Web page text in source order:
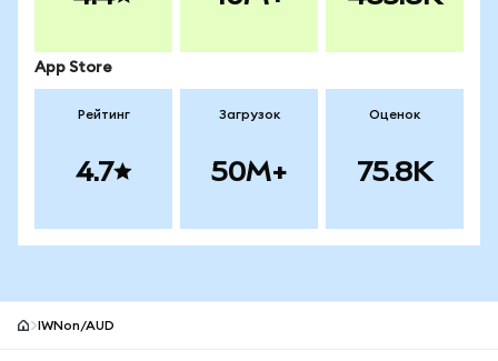
App Store
Рейтинг
4.7
Загрузок
50M+
Оценок
75.8K
IWNon/AUD